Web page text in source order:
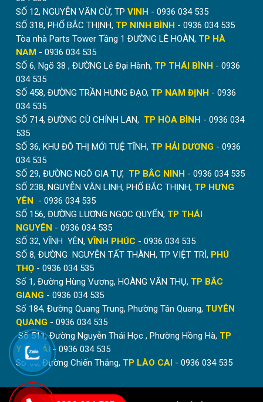
SỐ 12, NGUYỄN VĂN CỪ, TP VINH - 0936 034 535
SỐ 318, PHỐ BẮC THỊNH, TP NINH BÌNH - 0936 034 535
Tòa nhà Parts Tower Tầng 1 ĐƯỜNG LÊ HOÀN, TP HÀ
NAM - 0936 034 535
SỐ 6, Ngõ 38 , ĐƯỜNG Lê Đại Hành, TP THÁI BÌNH - 0936
034 535
SỐ 458, ĐƯỜNG TRẦN HƯNG ĐẠO, TP NAM ĐỊNH - 0936
034 535
SỐ 714, ĐƯỜNG CÙ CHÍNH LAN, TP HÒA BÌNH - 0936 034
535
SỐ 36, KHU ĐÔ THỊ MỚI TUỆ TĨNH, TP HẢI DƯƠNG - 0936
034 535
SỐ 29, ĐƯỜNG NGÔ GIA TỰ, TP BẮC NINH - 0936 034 535
SỐ 238, NGUYỄN VĂN LINH, PHỐ BẮC THỊNH, TP HƯNG
YÊN - 0936 034 535
SỐ 156, ĐƯỜNG LƯƠNG NGỌC QUYẾN, TP THÁI
NGUYÊN - 0936 034 535
SỐ 32, VĨNH YÊN, VĨNH PHÚC - 0936 034 535
SỐ 8, ĐƯỜNG NGUYỄN TẤT THÀNH, TP VIỆT TRÌ, PHÚ
THỌ - 0936 034 535
Số 1, Đường Hùng Vương, HOÀNG VĂN THỤ, TP BẮC
GIANG - 0936 034 535
Số 184, Đường Quang Trung, Phường Tân Quang, TUYÊN
QUANG - 0936 034 535
Số 511, Đường Nguyễn Thái Học , Phường Hồng Hà, TP
YÊN BÁI- 0936 034 535
Số 56, Đường Chiến Thắng, TP LÀO CAI - 0936 034 535